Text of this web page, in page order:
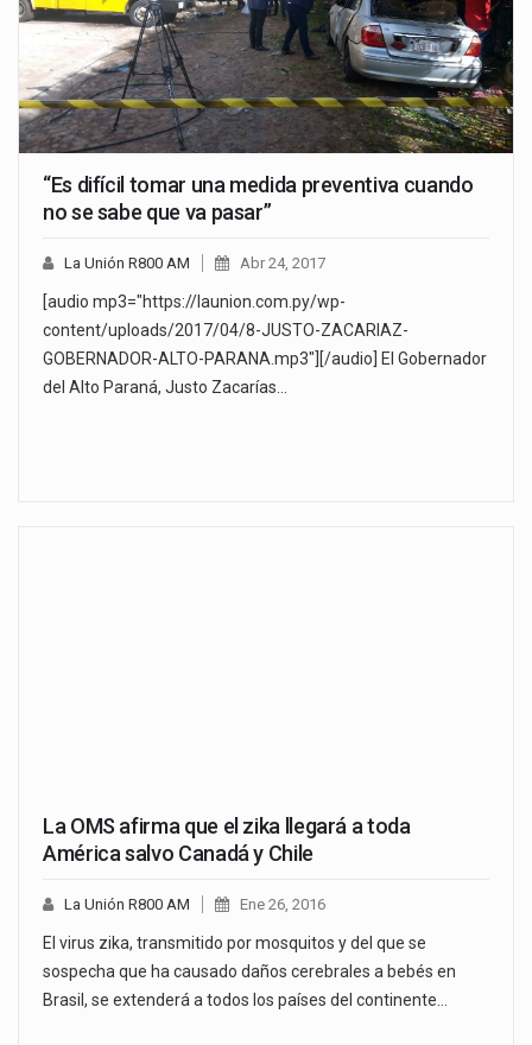
“Es difícil tomar una medida preventiva cuando
no se sabe que va pasar”
La Unión R800 AM Abr 24, 2017
[audio mp3="https://launion.com.py/wp-
content/uploads/2017/04/8-JUSTO-ZACARIAZ-
GOBERNADOR-ALTO-PARANA.mp3"][/audio] El Gobernador
del Alto Paraná, Justo Zacarías…
La OMS afirma que el zika llegará a toda
América salvo Canadá y Chile
La Unión R800 AM Ene 26, 2016
El virus zika, transmitido por mosquitos y del que se
sospecha que ha causado daños cerebrales a bebés en
Brasil, se extenderá a todos los países del continente…